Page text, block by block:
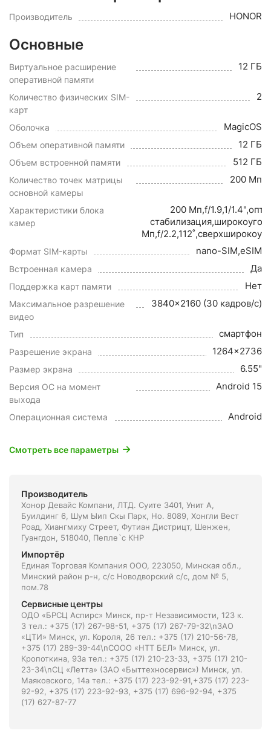
Производитель HONOR
Основные
Виртуальное расширение
оперативной памяти
12 ГБ
Количество физических SIM-
карт
2
Оболочка MagicOS
Объем оперативной памяти 12 ГБ
Объем встроенной памяти 512 ГБ
Количество точек матрицы
основной камеры
200 Мп
Характеристики блока
камер
200 Мп,f/1.9,1/
Мп,f/
Формат SIM-карты nano-SIM,eSIM
Встроенная камера Да
Поддержка карт памяти Нет
Максимальное разрешение
видео
3840x2160 (30 кадров/с)
Тип смартфон
Разрешение экрана 1264x2736
Размер экрана 6.55"
Версия ОС на момент
выхода
Android 15
Операционная система Android
Смотреть все параметры
Производитель
Хонор Девайс Компани, ЛТД. Суите 3401, Унит A,
Буилдинг 6, Шум Ыип Скы Парк, Но. 8089, Хонгли Вест
Роад, Xиангмиху Стреет, Футиан Дистрицт, Шенжен,
Гуангдон, 518040, Пепле`с КНР
Импортёр
Единая Торговая Компания ООО, 223050, Минская обл.,
Минский район р-н, с/с Новодворский с/с, дом № 5,
пом.78
Сервисные центры
ОДО «БРСЦ Аспирс» Минск, пр-т Независимости, 123 к.
3 тел.: +375 (17) 267-98-51, +375 (17) 267-79-32\nЗАО
«ЦТИ» Минск, ул. Короля, 26 тел.: +375 (17) 210-56-78,
+375 (17) 289-39-44\nСООО «НТТ БЕЛ» Минск, ул.
Кропоткина, 93а тел.: +375 (17) 210-23-33, +375 (17) 210-
23-34\nСЦ «Летта» (ЗАО «Быттехносервис») Минск, ул.
Маяковского, 14а тел.: +375 (17) 223-92-91,+375 (17) 223-
92-92, +375 (17) 223-92-93, +375 (17) 696-92-94, +375
(17) 627-87-77